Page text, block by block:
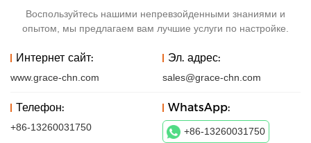
Воспользуйтесь нашими непревзойденными знаниями и
опытом, мы предлагаем вам лучшие услуги по настройке.
Интернет сайт:
www.grace-chn.com
Эл. адрес:
sales@grace-chn.com
Телефон:
+86-13260031750
WhatsApp:
+86-13260031750